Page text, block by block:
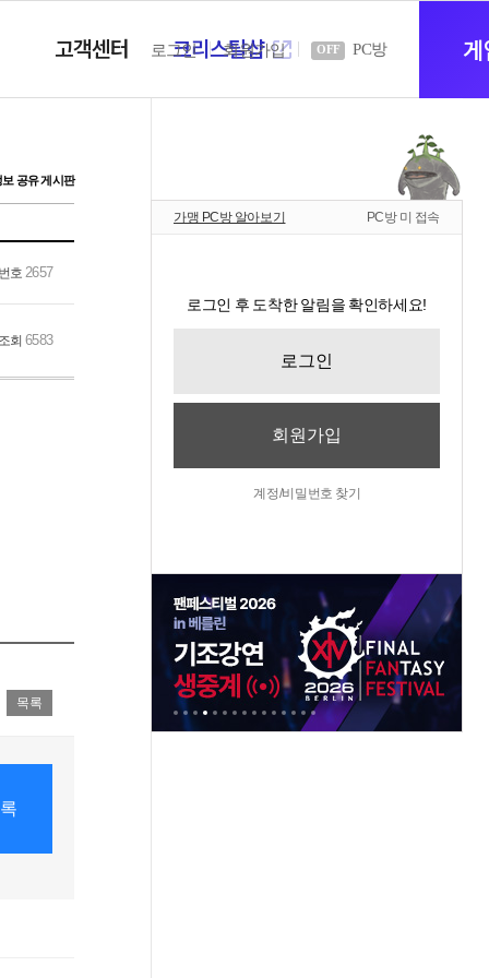
고객센터 크리스탈샵새
로그인 회원가입 OFF PC방
보 공유 게시판
번호 2657
조회 6583
가맹 PC방 알아보기 PC방 미 접속
로그인 후 도착한 알림을 확인하세요!
로그인
회원가입
계정/비밀번호 찾기